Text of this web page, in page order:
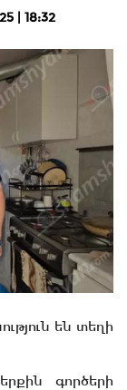
| 18:32
են տեղի
գործերի